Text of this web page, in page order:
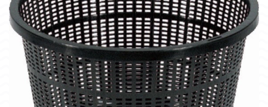
AUTRES PLANTES AQUATIQUES
PACKS & ACCESSOIRES
OBJETS
LA VISITE